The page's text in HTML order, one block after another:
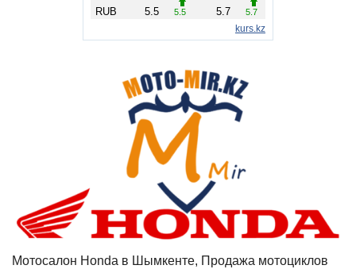
Мотосалон Honda в Шымкенте, Продажа мотоциклов